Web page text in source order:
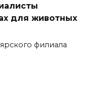
для животных
филиала